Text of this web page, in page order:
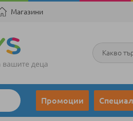
Магазини
Търсене
Промоции